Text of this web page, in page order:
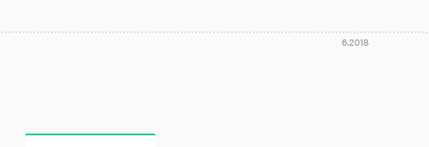
6.2018